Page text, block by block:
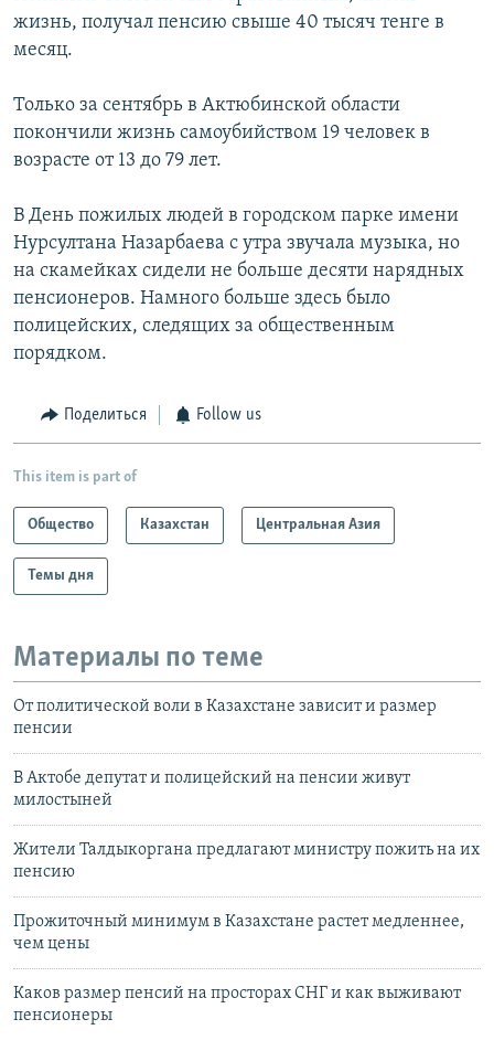
жизнь, получал пенсию свыше 40 тысяч тенге в
месяц.
Только за сентябрь в Актюбинской области
покончили жизнь самоубийством 19 человек в
возрасте от 13 до 79 лет.
В День пожилых людей в городском парке имени
Нурсултана Назарбаева с утра звучала музыка, но
на скамейках сидели не больше десяти нарядных
пенсионеров. Намного больше здесь было
полицейских, следящих за общественным
порядком.
Поделиться Follow us
This item is part of
Общество Казахстан Центральная Азия
Темы дня
Материалы по теме
От политической воли в Казахстане зависит и размер
пенсии
В Актобе депутат и полицейский на пенсии живут
милостыней
Жители Талдыкоргана предлагают министру пожить на их
пенсию
Прожиточный минимум в Казахстане растет медленнее,
чем цены
Каков размер пенсий на просторах СНГ и как выживают
пенсионеры